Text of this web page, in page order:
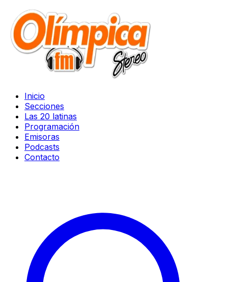
Inicio
Secciones
Las 20 latinas
Programación
Emisoras
Podcasts
Contacto